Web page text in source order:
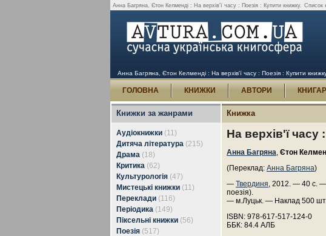
Анна Багряна, Єтон Келменді : На верхів'ї часу : Поезія : Купити книжку. Список
Анна Багряна, Єтон Келменді : На верхів'ї часу : Поезія : Купити
ГОЛОВНА КНИЖКИ АВТОРИ
Книжки за жанрами
Аудіокнижки (11)
Дитяча література (215)
Драма (18)
Критика (62)
Культурологія (47)
Мистецькі книжки (11)
Переклади (116)
Періодика (149)
Піксельні книжки (56)
Поезія (517)
Книжка
На верхів'ї часу
Анна Багряна, Єтон
(Переклад: Анна Багряна)
— Твердиня, 2012. — 40 с. —
поезія).
— м.Луцьк. — Наклад 500
ISBN: 978-617-517-124-0
ББК: 84.4 АЛБ